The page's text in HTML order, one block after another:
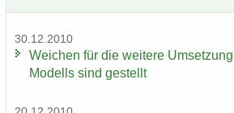
30.12.2010
Wei­chen für die wei­te­re
Mo­dells sind ge­stellt